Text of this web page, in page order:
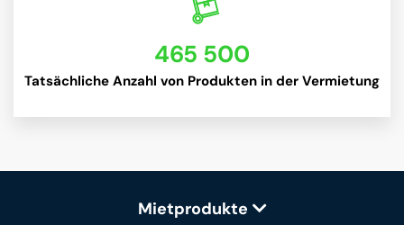
465 500
Tatsächliche Anzahl von Produkten in der Vermietung
Mietprodukte